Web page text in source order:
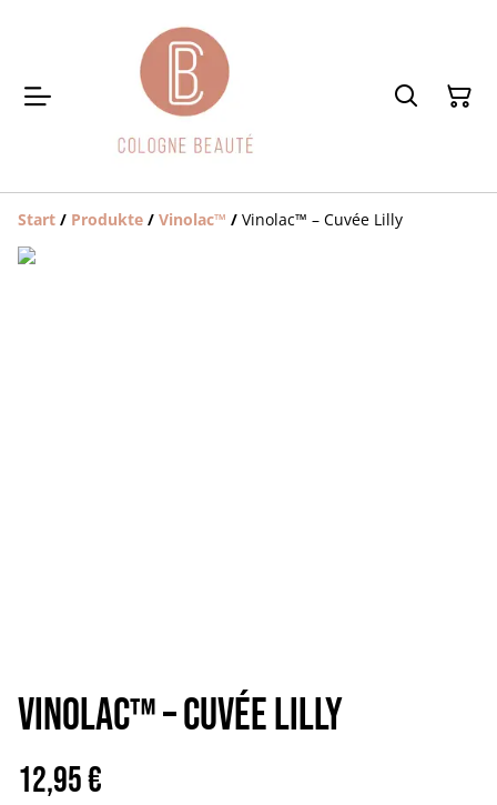
Start / Produkte / Vinolac™️ / Vinolac™️ – Cuvée Lilly
Vinolac™️ – Cuvée Lilly
12,95 €